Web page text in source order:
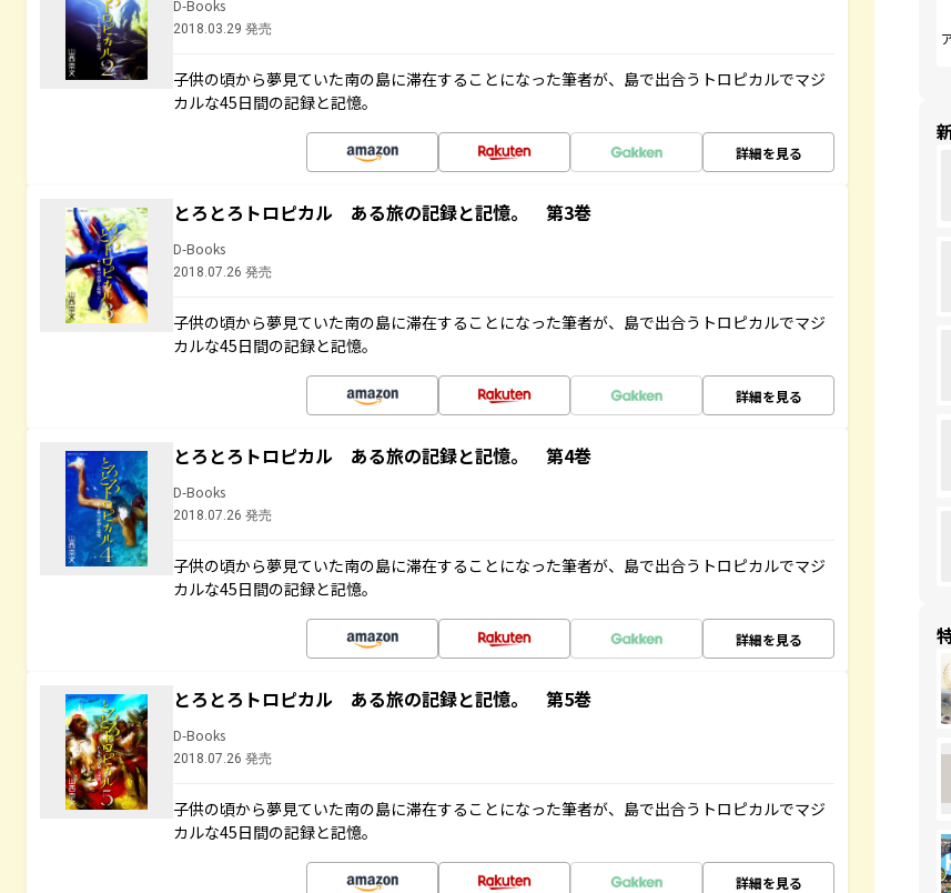
D-Books
2018.03.29 発売
子供の頃から夢見ていた南の島に滞在することになった筆者が、島で出合うトロピカルでマジ
カルな45日間の記録と記憶。
詳細を見る
とろとろトロピカル ある旅の記録と記憶。 第3巻
D-Books
2018.07.26 発売
子供の頃から夢見ていた南の島に滞在することになった筆者が、島で出合うトロピカルでマジ
カルな45日間の記録と記憶。
詳細を見る
とろとろトロピカル ある旅の記録と記憶。 第4巻
D-Books
2018.07.26 発売
子供の頃から夢見ていた南の島に滞在することになった筆者が、島で出合うトロピカルでマジ
カルな45日間の記録と記憶。
詳細を見る
とろとろトロピカル ある旅の記録と記憶。 第5巻
D-Books
2018.07.26 発売
子供の頃から夢見ていた南の島に滞在することになった筆者が、島で出合うトロピカルでマジ
カルな45日間の記録と記憶。
詳細を見る